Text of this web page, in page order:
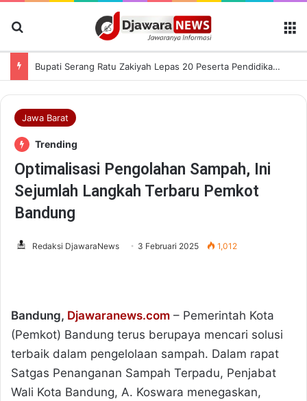
Bupati Serang Ratu Zakiyah Lepas 20 Peserta Pendidikan Kaligrafi ke Lemka Sukabumi
Jawa Barat
Trending
Optimalisasi Pengolahan Sampah, Ini
Sejumlah Langkah Terbaru Pemkot
Bandung
Redaksi DjawaraNews 3 Februari 2025 1,012
Bandung, Djawaranews.com – Pemerintah Kota
(Pemkot) Bandung terus berupaya mencari solusi
terbaik dalam pengelolaan sampah. Dalam rapat
Satgas Penanganan Sampah Terpadu, Penjabat
Wali Kota Bandung, A. Koswara menegaskan,